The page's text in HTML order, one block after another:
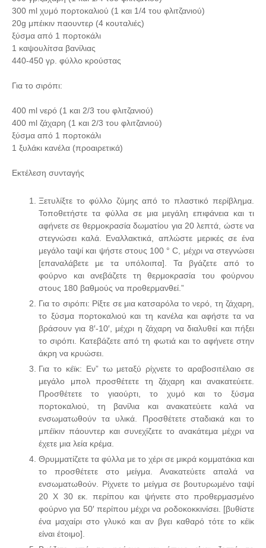
300 ml χυμό πορτοκαλιού (1 και 1/4 του φλιτζανιού)
20g μπέικιν παουντερ (4 κουταλιές)
ξύσμα από 1 πορτοκάλι
1 καψουλίτσα βανίλιας
440-450 γρ. φύλλο κρούστας
Για το σιρόπι:
400 ml νερό (1 και 2/3 του φλιτζανιού)
400 ml ζάχαρη (1 και 2/3 του φλιτζανιού)
ξύσμα από 1 πορτοκάλι
1 ξυλάκι κανέλα (προαιρετικά)
Εκτέλεση συνταγής
Ξετυλίξτε το φύλλο ζύμης από το πλαστικό περίβλημα.
Τοποθετήστε τα φύλλα σε μια μεγάλη επιφάνεια και τι
αφήνετε σε θερμοκρασία δωματίου για 20 λεπτά, ώστε να
στεγνώσει καλά. Εναλλακτικά, απλώστε μερικές σε ένα
μεγάλο ταψί και ψήστε στους 100 ° C, μέχρι να στεγνώσει
[επαναλάβετε με τα υπόλοιπα]. Τα βγάζετε από το
φούρνο και ανεβάζετε τη θερμοκρασία του φούρνου
στους 180 βαθμούς να προθερμανθεί.”
Για το σιρόπι: Ρίξτε σε μια κατσαρόλα το νερό, τη ζάχαρη,
το ξύσμα πορτοκαλιού και τη κανέλα και αφήστε τα να
βράσουν για 8′-10′, μέχρι η ζάχαρη να διαλυθεί και πήξει
το σιρόπι. Κατεβάζετε από τη φωτιά και το αφήνετε στην
άκρη να κρυώσει.
Για το κέϊκ: Εν” τω μεταξύ ρίχνετε το αραβοσιτέλαιο σε
μεγάλο μπολ προσθέτετε τη ζάχαρη και ανακατεύετε.
Προσθέτετε το γιαούρτι, το χυμό και το ξύσμα
πορτοκαλιού, τη βανίλια και ανακατεύετε καλά να
ενσωματωθούν τα υλικά. Προσθέτετε σταδιακά και το
μπέϊκιν πάουντερ και συνεχίζετε το ανακάτεμα μέχρι να
έχετε μια λεία κρέμα.
Θρυμματίζετε τα φύλλα με το χέρι σε μικρά κομματάκια και
το προσθέτετε στο μείγμα. Ανακατεύετε απαλά να
ενσωματωθούν. Ρίχνετε το μείγμα σε βουτυρωμένο ταψί
20 Χ 30 εκ. περίπου και ψήνετε στο προθερμασμένο
φούρνο για 50′ περίπου μέχρι να ροδοκοκκινίσει. [βυθίστε
ένα μαχαίρι στο γλυκό και αν βγει καθαρό τότε το κέϊκ
είναι έτοιμο].